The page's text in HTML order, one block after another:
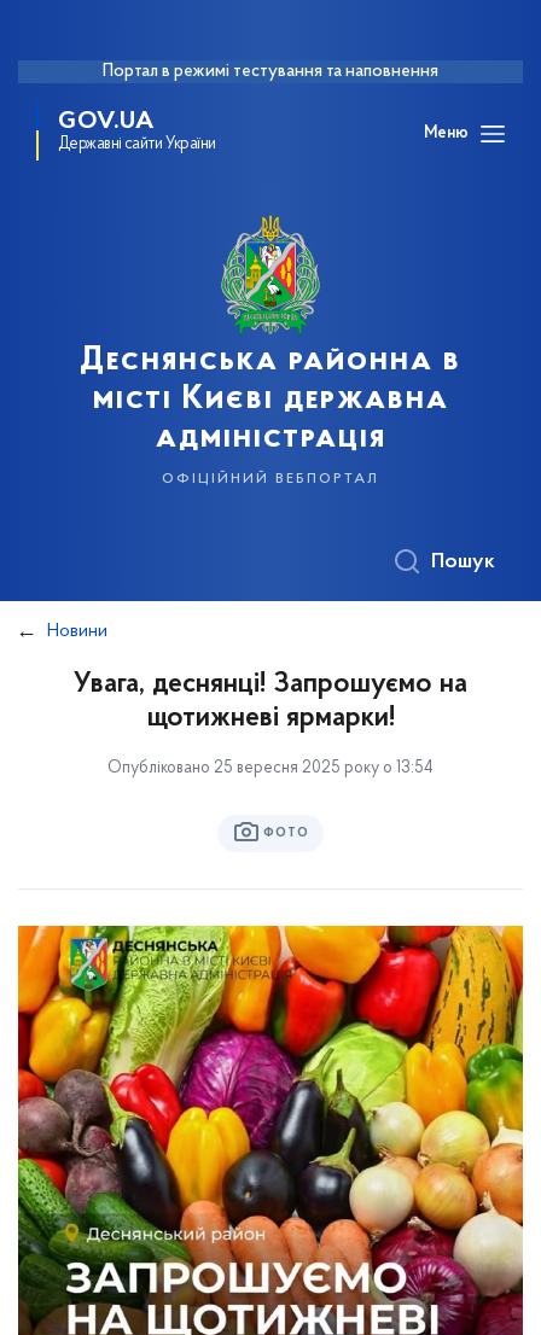
Портал в режимі тестування та наповнення
GOV.UA
Державні сайти України
Меню
Деснянська районна в
місті Києві державна
адміністрація
офіційний вебпортал
Пошук
Новини
Увага, деснянці! Запрошуємо на
щотижневі ярмарки!
Опубліковано 25 вересня 2025 року о 13:54
ФОТО